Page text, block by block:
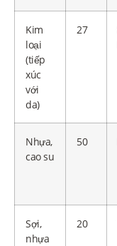
Kim
loại
(tiếp
xúc
với
da)
27
Nhựa,
cao su
50
Sợi,
nhựa
20